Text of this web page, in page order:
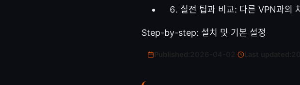
실전 팁과 비교: 다른 VPN과의
Step-by-step: 설치 및 기본 설정
Last updated: